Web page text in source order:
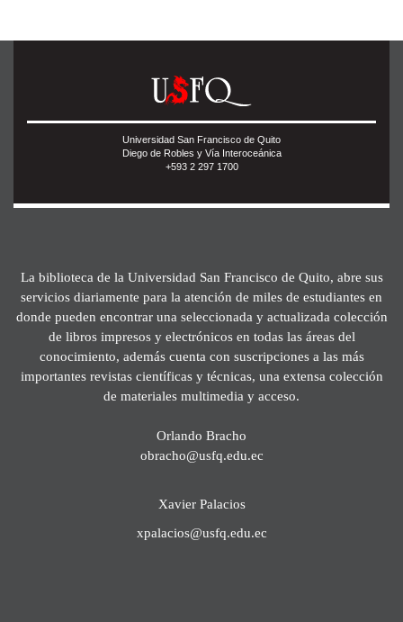
Universidad San Francisco de Quito
Diego de Robles y Vía Interoceánica
+593 2 297 1700
La biblioteca de la Universidad San Francisco de Quito, abre sus
servicios diariamente para la atención de miles de estudiantes en
donde pueden encontrar una seleccionada y actualizada colección
de libros impresos y electrónicos en todas las áreas del
conocimiento, además cuenta con suscripciones a las más
importantes revistas científicas y técnicas, una extensa colección
de materiales multimedia y acceso.
Orlando Bracho
obracho@usfq.edu.ec
Xavier Palacios
xpalacios@usfq.edu.ec